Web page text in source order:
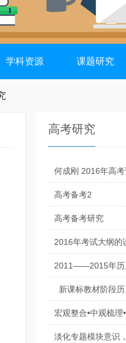
学科资源 课题研究
高考研究
何成刚 2016年高考
高考备考2
高考备考研究
2016年考试大纲的
2011——2015年历
新课标教材阶段
宏观整合•中观梳
淡化专题模块意识